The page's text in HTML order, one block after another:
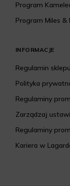
Program
Program Miles &
INFORMACJE
Regulamin
Polityka
Regulaminy
Zarządzaj
Regulaminy
Kariera w